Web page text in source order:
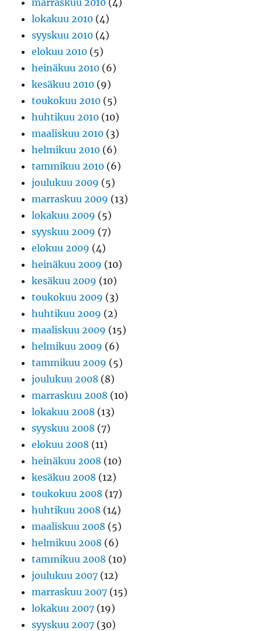
marraskuu 2010 (4)
lokakuu 2010 (4)
syyskuu 2010 (4)
elokuu 2010 (5)
heinäkuu 2010 (6)
kesäkuu 2010 (9)
toukokuu 2010 (5)
huhtikuu 2010 (10)
maaliskuu 2010 (3)
helmikuu 2010 (6)
tammikuu 2010 (6)
joulukuu 2009 (5)
marraskuu 2009 (13)
lokakuu 2009 (5)
syyskuu 2009 (7)
elokuu 2009 (4)
heinäkuu 2009 (10)
kesäkuu 2009 (10)
toukokuu 2009 (3)
huhtikuu 2009 (2)
maaliskuu 2009 (15)
helmikuu 2009 (6)
tammikuu 2009 (5)
joulukuu 2008 (8)
marraskuu 2008 (10)
lokakuu 2008 (13)
syyskuu 2008 (7)
elokuu 2008 (11)
heinäkuu 2008 (10)
kesäkuu 2008 (12)
toukokuu 2008 (17)
huhtikuu 2008 (14)
maaliskuu 2008 (5)
helmikuu 2008 (6)
tammikuu 2008 (10)
joulukuu 2007 (12)
marraskuu 2007 (15)
lokakuu 2007 (19)
syyskuu 2007 (30)